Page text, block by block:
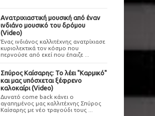
Ανατριχιαστική μουσική από έναν
ινδιάνο μουσικό του δρόμου
(Video)
Ένας ινδιάνος καλλιτέχνης ανατρίχιασε
κυριολεκτικά τον κόσμο που
περνούσε από εκεί που έπαιζε ...
Σπύρος Καίσαρης: Το λέει "Καρμικό"
και μας υπόσχεται ξέφρενο
καλοκαίρι (Video)
Δυνατό come back κάνει ο
αγαπημένος μας καλλιτέχνης Σπύρος
Καίσαρης με νέο τραγούδι τους ...